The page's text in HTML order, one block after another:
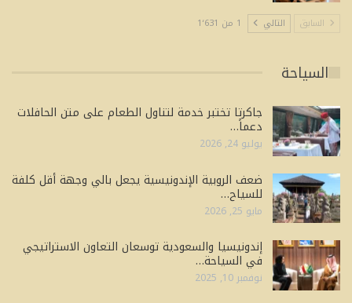
السابق التالي 1 من 1٬631
السياحة
جاكرتا تختبر خدمة لتناول الطعام على متن الحافلات
دعماً…
يوليو 24, 2026
ضعف الروبية الإندونيسية يجعل بالي وجهة أقل كلفة
للسياح…
مايو 25, 2026
إندونيسيا والسعودية توسعان التعاون الاستراتيجي
في السياحة…
نوفمبر 10, 2025